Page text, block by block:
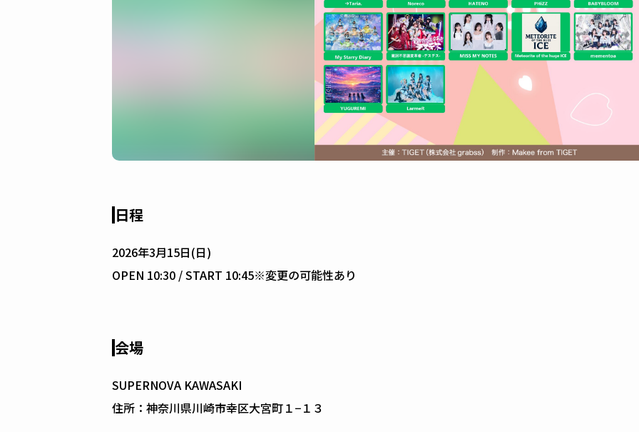
日程
2026年3月15日(日)
OPEN 10:30 / START 10:45※変更の可能性あり
会場
SUPERNOVA KAWASAKI
住所：神奈川県川崎市幸区大宮町１−１３